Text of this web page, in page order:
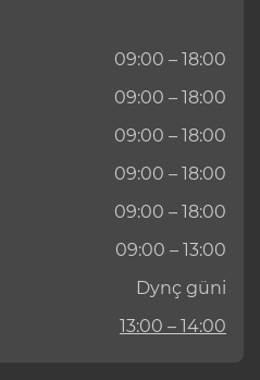
09:00 – 18:00
09:00 – 18:00
09:00 – 18:00
09:00 – 18:00
09:00 – 18:00
09:00 – 13:00
Dynç güni
13:00 – 14:00